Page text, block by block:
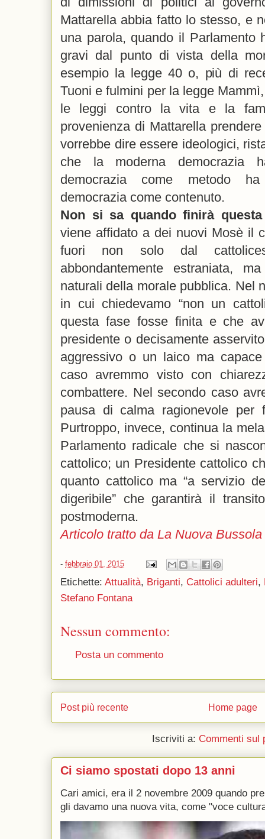
Mattarella abbia fatto lo stesso, e
una parola, quando il Parlamento
gravi dal punto di vista della
esempio la legge 40 o, più di
Tuoni e fulmini per la legge
le leggi contro la vita e la
provenienza di Mattarella
vorrebbe dire essere ideologici,
che la moderna democrazia
democrazia come metodo
democrazia come contenuto.
Non si sa quando finirà
viene affidato a dei nuovi Mosè il
fuori non solo dal
abbondantemente estraniata,
naturali della morale pubblica. Nel
in cui chiedevamo “non un
questa fase fosse finita e che
presidente o decisamente
aggressivo o un laico ma
caso avremmo visto con
combattere. Nel secondo caso
pausa di calma ragionevole per
Purtroppo, invece, continua la
Parlamento radicale che si
cattolico; un Presidente cattolico
quanto cattolico ma “a servizio
digeribile” che garantirà il
postmoderna.
Articolo tratto da La Nuova
- febbraio 01, 2015
Etichette: Attualità, Briganti, Cattolici adulteri,
Stefano Fontana
Nessun commento:
Posta un commento
Post più recente Home page
Iscriviti a: Commenti sul
Ci siamo spostati dopo 13 anni
Cari amici, era il 2 novembre 2009 quando
gli davamo una nuova vita, come "voce